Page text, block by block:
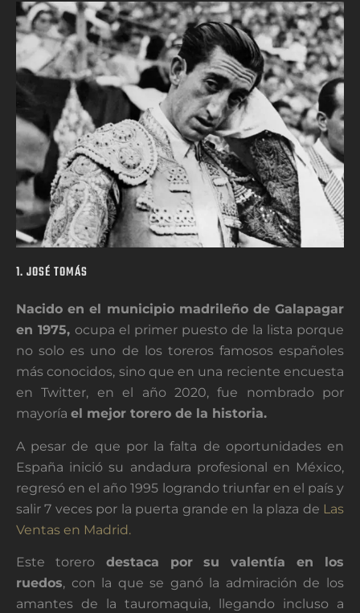
1. JOSÉ TOMÁS
Nacido en el municipio madrileño de Galapagar
en 1975, ocupa el primer puesto de la lista porque
no solo es uno de los toreros famosos españoles
más conocidos, sino que en una reciente encuesta
en Twitter, en el año 2020, fue nombrado por
mayoría el mejor torero de la historia.
A pesar de que por la falta de oportunidades en
España inició su andadura profesional en México,
regresó en el año 1995 logrando triunfar en el país y
salir 7 veces por la puerta grande en la plaza de Las
Ventas en Madrid.
Este torerodestaca por su valentía en los
ruedos, con la que se ganó la admiración de los
amantes de la tauromaquia, llegando incluso a